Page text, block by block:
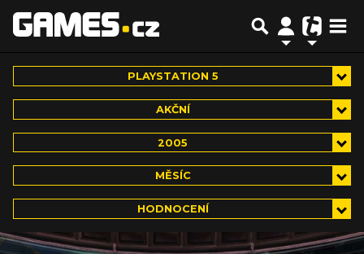
PLAYSTATION 5
AKČNÍ
2005
MĚSÍC
HODNOCENÍ